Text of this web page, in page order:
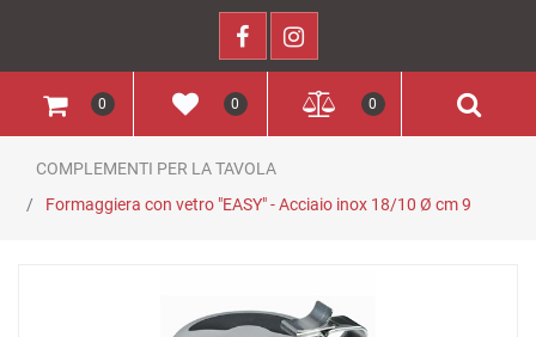
0 0 0
COMPLEMENTI PER LA TAVOLA
Formaggiera con vetro "EASY" - Acciaio inox 18/10 Ø cm 9